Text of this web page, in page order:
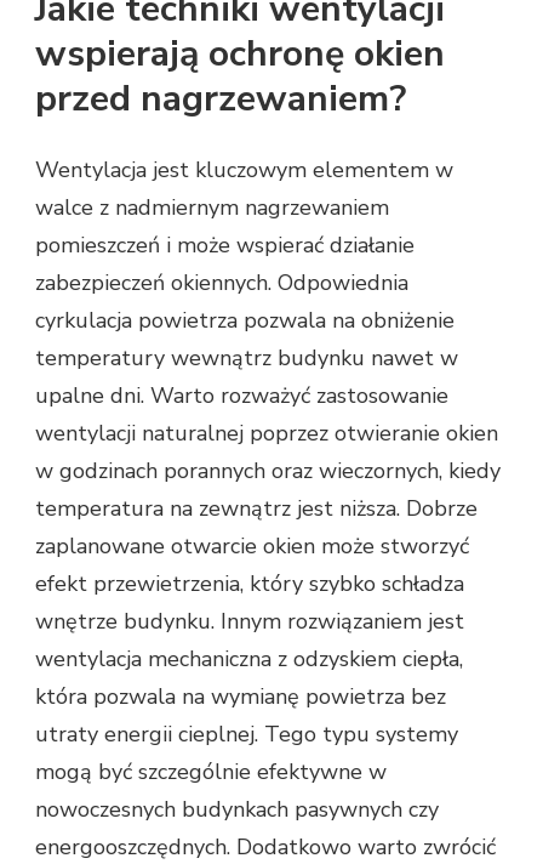
wspierają ochronę okien
przed nagrzewaniem?
Wentylacja jest kluczowym elementem w
walce z nadmiernym nagrzewaniem
pomieszczeń i może wspierać działanie
zabezpieczeń okiennych. Odpowiednia
cyrkulacja powietrza pozwala na obniżenie
temperatury wewnątrz budynku nawet w
upalne dni. Warto rozważyć zastosowanie
wentylacji naturalnej poprzez otwieranie okien
w godzinach porannych oraz wieczornych, kiedy
temperatura na zewnątrz jest niższa. Dobrze
zaplanowane otwarcie okien może stworzyć
efekt przewietrzenia, który szybko schładza
wnętrze budynku. Innym rozwiązaniem jest
wentylacja mechaniczna z odzyskiem ciepła,
która pozwala na wymianę powietrza bez
utraty energii cieplnej. Tego typu systemy
mogą być szczególnie efektywne w
nowoczesnych budynkach pasywnych czy
energooszczędnych. Dodatkowo warto zwrócić